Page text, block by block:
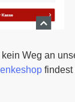
Weg an
findest